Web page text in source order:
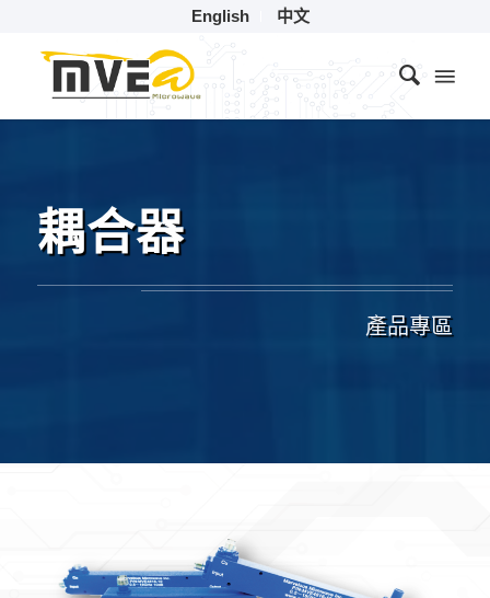
English 中文
耦合器
產品專區